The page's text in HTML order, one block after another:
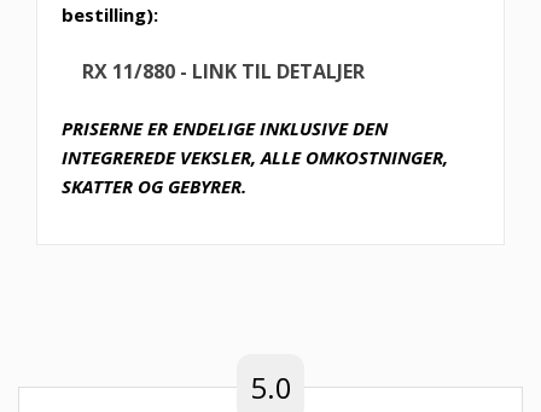
bestilling):
RX 11/880 - LINK TIL DETALJER
PRISERNE ER ENDELIGE INKLUSIVE DEN
INTEGREREDE VEKSLER, ALLE OMKOSTNINGER,
SKATTER OG GEBYRER.
5.0